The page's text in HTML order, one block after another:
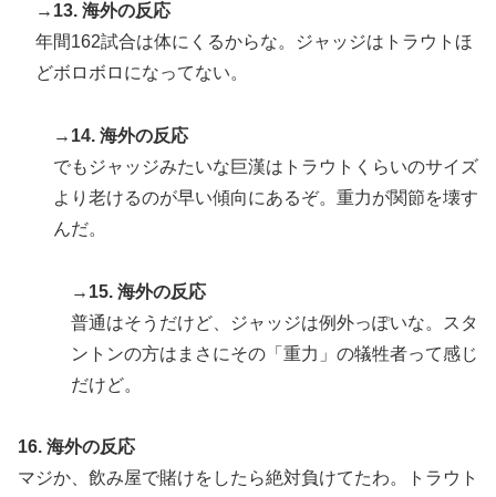
→13. 海外の反応
年間162試合は体にくるからな。ジャッジはトラウトほ
どボロボロになってない。
→14. 海外の反応
でもジャッジみたいな巨漢はトラウトくらいのサイズ
より老けるのが早い傾向にあるぞ。重力が関節を壊す
んだ。
→15. 海外の反応
普通はそうだけど、ジャッジは例外っぽいな。スタ
ントンの方はまさにその「重力」の犠牲者って感じ
だけど。
16. 海外の反応
マジか、飲み屋で賭けをしたら絶対負けてたわ。トラウト